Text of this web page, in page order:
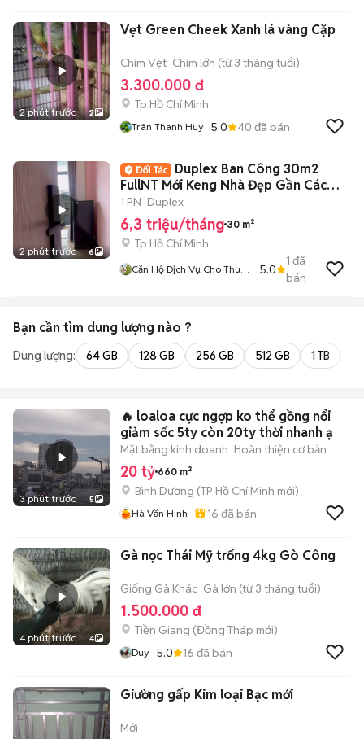
2 phút trước 2
Vẹt Green Cheek Xanh lá vàng Cặp
Chim Vẹt Chim lớn (từ 3 tháng tuổi)
3.300.000 đ
Tp Hồ Chí Minh
Trân Thanh Huy 5.0 40 đã bán
2 phút trước 6
Duplex Ban Công 30m2
FullNT Mới Keng Nhà Đẹp Gần Các
Trường Đại Học
1 PN Duplex
6,3 triệu/tháng 30 m²
Tp Hồ Chí Minh
Căn Hộ Dịch Vụ Cho Thuê
5.0
1 đã
bán
Bạn cần tìm dung lượng nào ?
Dung lượng: 64 GB 128 GB 256 GB 512 GB 1 TB
3 phút trước 5
🔥 loaloa cực ngợp ko thể gồng nổi
giảm sốc 5ty còn 20ty thời nhanh ạ
Mặt bằng kinh doanh Hoàn thiện cơ bản
20 tỷ 660 m²
Bình Dương (TP Hồ Chí Minh mới)
Hà Văn Hinh 16 đã bán
4 phút trước 4
Gà nọc Thái Mỹ trống 4kg Gò Công
Giống Gà Khác Gà lớn (từ 3 tháng tuổi)
1.500.000 đ
Tiền Giang (Đồng Tháp mới)
Duy 5.0 16 đã bán
Giường gấp Kim loại Bạc mới
Mới